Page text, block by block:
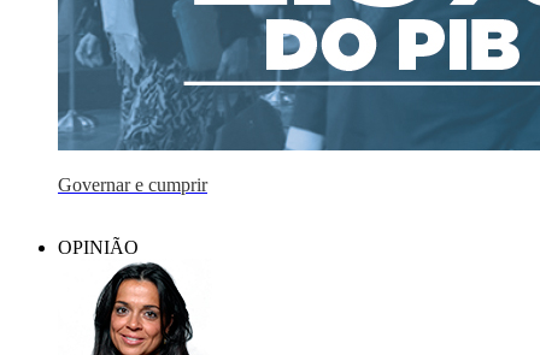
Governar e cumprir
OPINIÃO